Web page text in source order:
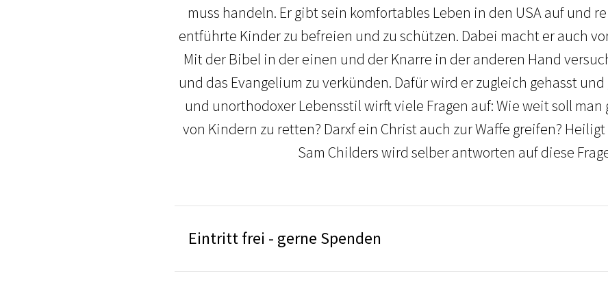
muss handeln. Er gibt sein komfortables Leben in den USA auf und
entführte Kinder zu befreien und zu schützen. Dabei macht er auch
Mit der Bibel in der einen und der Knarre in der anderen Hand
und das Evangelium zu verkünden. Dafür wird er zugleich gehasst
und unorthodoxer Lebensstil wirft viele Fragen auf: Wie weit soll man
von Kindern zu retten? Darxf ein Christ auch zur Waffe greifen?
Sam Childers wird selber antworten auf diese
Eintritt frei - gerne Spenden